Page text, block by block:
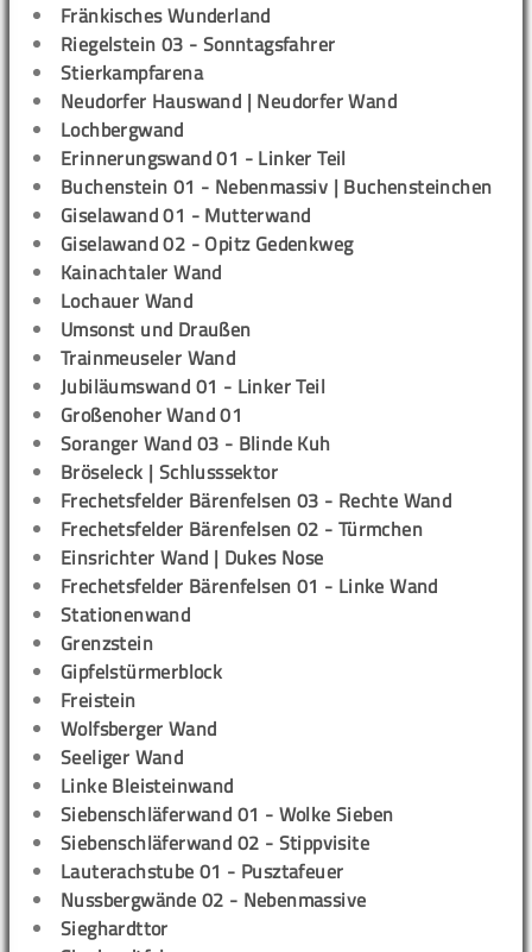
Fränkisches Wunderland
Riegelstein 03 - Sonntagsfahrer
Stierkampfarena
Neudorfer Hauswand | Neudorfer Wand
Lochbergwand
Erinnerungswand 01 - Linker Teil
Buchenstein 01 - Nebenmassiv | Buchensteinchen
Giselawand 01 - Mutterwand
Giselawand 02 - Opitz Gedenkweg
Kainachtaler Wand
Lochauer Wand
Umsonst und Draußen
Trainmeuseler Wand
Jubiläumswand 01 - Linker Teil
Großenoher Wand 01
Soranger Wand 03 - Blinde Kuh
Bröseleck | Schlusssektor
Frechetsfelder Bärenfelsen 03 - Rechte Wand
Frechetsfelder Bärenfelsen 02 - Türmchen
Einsrichter Wand | Dukes Nose
Frechetsfelder Bärenfelsen 01 - Linke Wand
Stationenwand
Grenzstein
Gipfelstürmerblock
Freistein
Wolfsberger Wand
Seeliger Wand
Linke Bleisteinwand
Siebenschläferwand 01 - Wolke Sieben
Siebenschläferwand 02 - Stippvisite
Lauterachstube 01 - Pusztafeuer
Nussbergwände 02 - Nebenmassive
Sieghardttor